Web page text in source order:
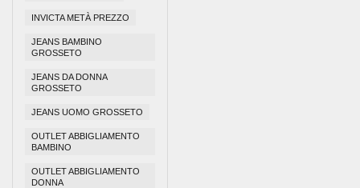
INVICTA METÀ PREZZO
JEANS BAMBINO
GROSSETO
JEANS DA DONNA
GROSSETO
JEANS UOMO GROSSETO
OUTLET ABBIGLIAMENTO
BAMBINO
OUTLET ABBIGLIAMENTO
DONNA